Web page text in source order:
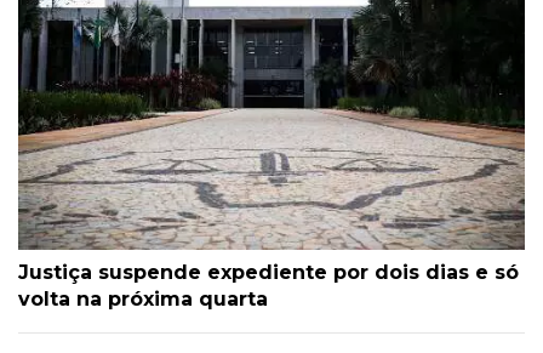
Justiça suspende expediente por dois dias e só
volta na próxima quarta